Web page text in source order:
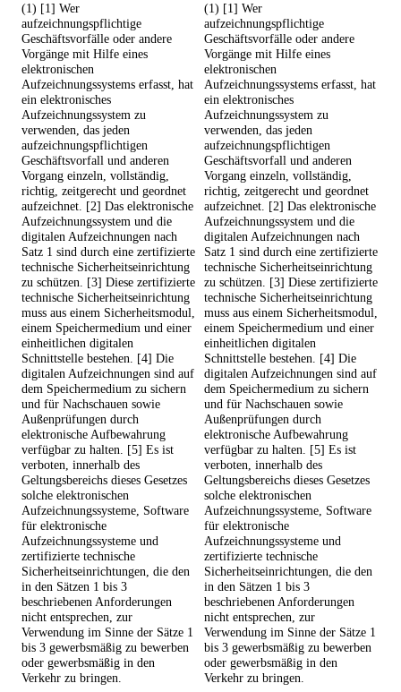
(1) [1] Wer
aufzeichnungspflichtige
Geschäftsvorfälle oder andere
Vorgänge mit Hilfe eines
elektronischen
Aufzeichnungssystems erfasst, hat
ein elektronisches
Aufzeichnungssystem zu
verwenden, das jeden
aufzeichnungspflichtigen
Geschäftsvorfall und anderen
Vorgang einzeln, vollständig,
richtig, zeitgerecht und geordnet
aufzeichnet. [2] Das elektronische
Aufzeichnungssystem und die
digitalen Aufzeichnungen nach
Satz 1 sind durch eine zertifizierte
technische Sicherheitseinrichtung
zu schützen. [3] Diese zertifizierte
technische Sicherheitseinrichtung
muss aus einem Sicherheitsmodul,
einem Speichermedium und einer
einheitlichen digitalen
Schnittstelle bestehen. [4] Die
digitalen Aufzeichnungen sind auf
dem Speichermedium zu sichern
und für Nachschauen sowie
Außenprüfungen durch
elektronische Aufbewahrung
verfügbar zu halten. [5] Es ist
verboten, innerhalb des
Geltungsbereichs dieses Gesetzes
solche elektronischen
Aufzeichnungssysteme, Software
für elektronische
Aufzeichnungssysteme und
zertifizierte technische
Sicherheitseinrichtungen, die den
in den Sätzen 1 bis 3
beschriebenen Anforderungen
nicht entsprechen, zur
Verwendung im Sinne der Sätze 1
bis 3 gewerbsmäßig zu bewerben
oder gewerbsmäßig in den
Verkehr zu bringen.
(1) [1] Wer
aufzeichnungspflichtige
Geschäftsvorfälle oder andere
Vorgänge mit Hilfe eines
elektronischen
Aufzeichnungssystems erfasst, hat
ein elektronisches
Aufzeichnungssystem zu
verwenden, das jeden
aufzeichnungspflichtigen
Geschäftsvorfall und anderen
Vorgang einzeln, vollständig,
richtig, zeitgerecht und geordnet
aufzeichnet. [2] Das elektronische
Aufzeichnungssystem und die
digitalen Aufzeichnungen nach
Satz 1 sind durch eine zertifizierte
technische Sicherheitseinrichtung
zu schützen. [3] Diese zertifizierte
technische Sicherheitseinrichtung
muss aus einem Sicherheitsmodul,
einem Speichermedium und einer
einheitlichen digitalen
Schnittstelle bestehen. [4] Die
digitalen Aufzeichnungen sind auf
dem Speichermedium zu sichern
und für Nachschauen sowie
Außenprüfungen durch
elektronische Aufbewahrung
verfügbar zu halten. [5] Es ist
verboten, innerhalb des
Geltungsbereichs dieses Gesetzes
solche elektronischen
Aufzeichnungssysteme, Software
für elektronische
Aufzeichnungssysteme und
zertifizierte technische
Sicherheitseinrichtungen, die den
in den Sätzen 1 bis 3
beschriebenen Anforderungen
nicht entsprechen, zur
Verwendung im Sinne der Sätze 1
bis 3 gewerbsmäßig zu bewerben
oder gewerbsmäßig in den
Verkehr zu bringen.